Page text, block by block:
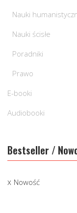
Nauki
Nauki ścisłe
Poradniki
Prawo
E-booki
Audiobooki
Bestseller /
Nowość